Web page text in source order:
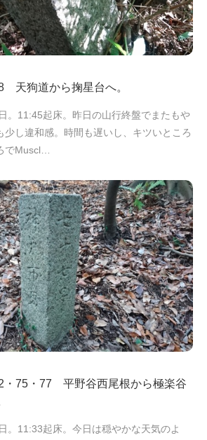
天狗道から掬星台へ。
。11:45起床。昨日の山行終盤でまたもや
少し違和感。時間も遅いし、キツいところ
でMuscl…
・75・77 平野谷西尾根から極楽谷
。11:33起床。今日は穏やかな天気のよ